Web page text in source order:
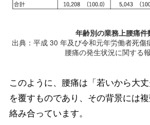
年齢別の業務上腰痛件
出典：平成 30 年及び令和元年労働者死傷
腰痛の発生状況に関する
このように、腰痛は「若いから大
を覆すものであり、その背景には
絡み合っています。